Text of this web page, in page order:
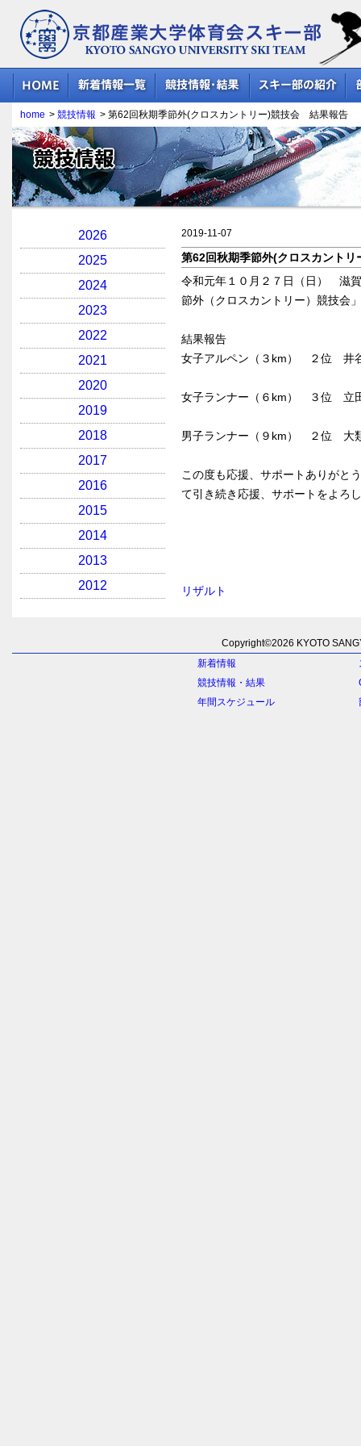
京都産業大学体育会スキー部
home > 競技情報 > 第62回秋期季節外(クロスカントリー)競技会 結果報告
競技情報
2026
2025
2024
2023
2022
2021
2020
2019
2018
2017
2016
2015
2014
2013
2012
2019-11-07
第62回秋期季節外(クロスカント
令和元年１０月２７日（日） 滋
節外（クロスカントリー）競技会
結果報告
女子アルペン（３km） ２位 井
女子ランナー（６km） ３位 立
男子ランナー（９km） ２位 大
この度も応援、サポートありがと
て引き続き応援、サポートをよろ
リザルト
Copyright©2026 KYOTO
新着情報
競技情報・結果
年間スケジュール